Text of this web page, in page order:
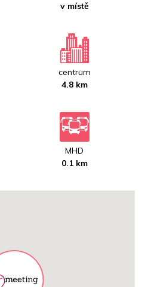
v místě
centrum
4.8 km
MHD
0.1 km